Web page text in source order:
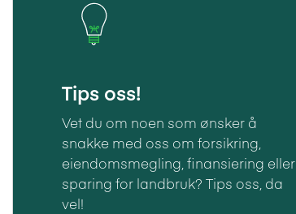
Tips oss!
Vet du om noen som ønsker å
snakke med oss om forsikring,
eiendomsmegling, finansiering eller
sparing for landbruk? Tips oss, da
vel!